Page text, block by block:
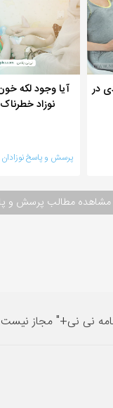
در
آیا وجود لکه
نوزاد
پرسش و پاسخ نوزادان
مشاهده مطالب پرسش و
نی نی+" مجاز